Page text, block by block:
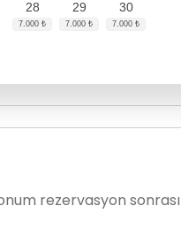
28 29 30
rezervasyon